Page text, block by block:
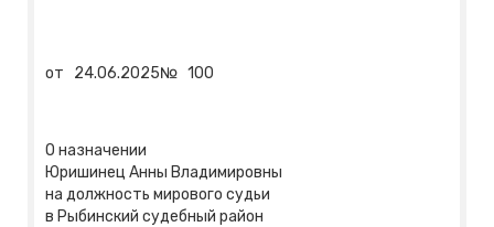
от 24.06.2025№ 100
О назначении
Юришинец Анны Владимировны
на должность мирового судьи
в Рыбинский судебный район